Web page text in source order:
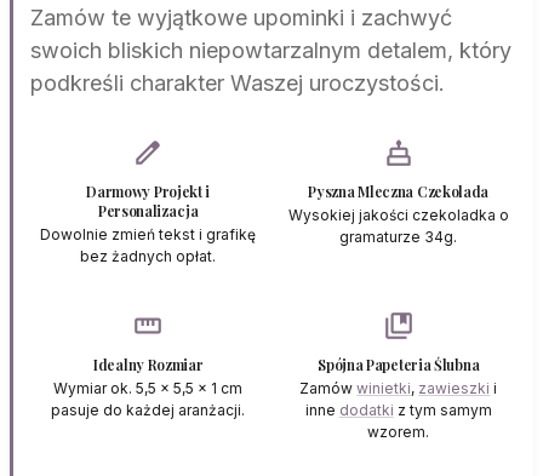
Zamów te wyjątkowe upominki i zachwyć
swoich bliskich niepowtarzalnym detalem, który
podkreśli charakter Waszej uroczystości.
edit
Darmowy Projekt i
Personalizacja
Dowolnie zmień tekst i grafikę
bez żadnych opłat.
cake
Pyszna Mleczna Czekolada
Wysokiej jakości czekoladka o
gramaturze 34g.
straighten
Idealny Rozmiar
Wymiar ok. 5,5 x 5,5 x 1 cm
pasuje do każdej aranżacji.
collections_bookmark
Spójna Papeteria Ślubna
Zamówwinietki, zawieszki i
inne dodatki z tym samym
wzorem.